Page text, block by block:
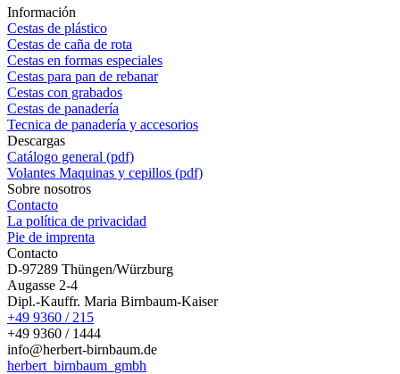
Información
Cestas de plástico
Cestas de caña de rota
Cestas en formas especiales
Cestas para pan de rebanar
Cestas con grabados
Cestas de panadería
Tecnica de panadería y accesorios
Descargas
Catálogo general (pdf)
Volantes Maquinas y cepillos (pdf)
Sobre nosotros
Contacto
La política de privacidad
Pie de imprenta
Contacto
D-97289 Thüngen/Würzburg
Augasse 2-4
Dipl.-Kauffr. Maria Birnbaum-Kaiser
+49 9360 / 215
+49 9360 / 1444
info@herbert-birnbaum.de
herbert_birnbaum_gmbh